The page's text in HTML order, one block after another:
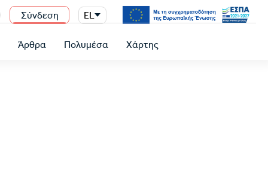
Σύνδεση EL
Άρθρα Πολυμέσα Χάρτης